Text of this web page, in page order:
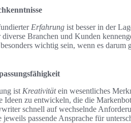
Erfahrung ist besser in der
diverse Branchen und Kunden
wichtig sein, wenn es
ist Kreativitätein wesentliches
Ideen zu entwickeln, die die
schnell auf wechselnde
jeweils passende Ansprache für